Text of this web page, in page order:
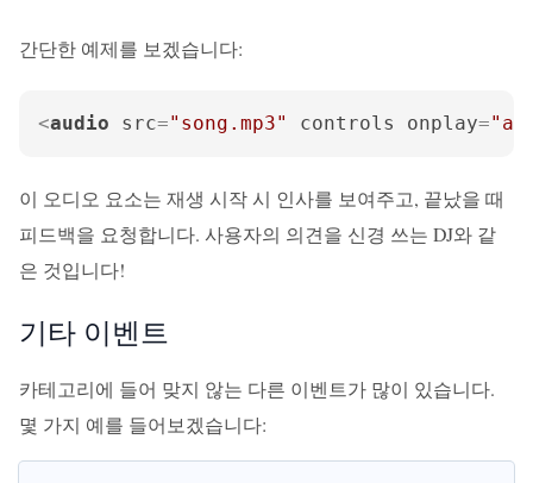
간단한 예제를 보겠습니다:
<audio src="song.mp3" controls onplay=
이 오디오 요소는 재생 시작 시 인사를 보여주고, 끝났을 때
피드백을 요청합니다. 사용자의 의견을 신경 쓰는 DJ와 같
은 것입니다!
기타 이벤트
카테고리에 들어 맞지 않는 다른 이벤트가 많이 있습니다.
몇 가지 예를 들어보겠습니다: